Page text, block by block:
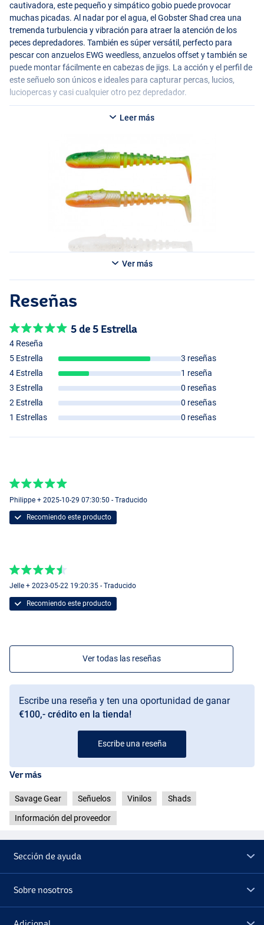
cautivadora, este pequeño y simpático gobio puede provocar
muchas picadas. Al nadar por el agua, el Gobster Shad crea una
tremenda turbulencia y vibración para atraer la atención de los
peces depredadores. También es súper versátil, perfecto para
pescar con anzuelos EWG weedless, anzuelos offset y también se
puede montar fácilmente en cabezas de jigs. La acción y el perfil de
este señuelo son únicos e ideales para capturar percas, lucios,
luciopercas y casi cualquier otro pez depredador.
Leer más
Ver más
Reseñas
5 de 5 Estrella
4 Reseña
5 Estrella
3 reseñas
4 Estrella
1 reseña
3 Estrella
0 reseñas
2 Estrella
0 reseñas
1 Estrellas
0 reseñas
Philippe + 2025-10-29 07:30:50 - Traducido
Recomiendo este producto
Jelle + 2023-05-22 19:20:35 - Traducido
Recomiendo este producto
Ver todas las reseñas
Escribe una reseña y ten una oportunidad de ganar
€100,- crédito en la tienda!
Escribe una reseña
Ver más
Savage Gear Señuelos Vinilos Shads
Información del proveedor
Sección de ayuda
Sobre nosotros